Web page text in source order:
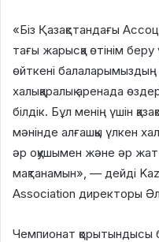
«Біз Қазақстандағы
тағы жарысқа өтінім
өйткені
халықаралық аренада
білдік. Бұл менің үшін
мәнінде алғашқы үлкен
әр оқушымен және әр
мақтанамын», — дейді
Association директоры
Чемпионат қорытындысы